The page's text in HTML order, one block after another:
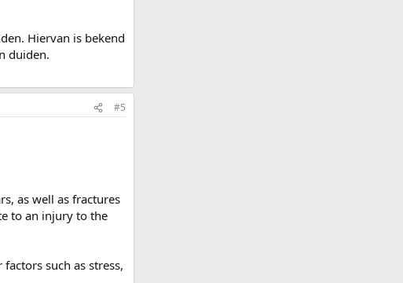
Hiervan is bekend
duiden.
#5
as well as fractures
to an injury to the
such as stress,